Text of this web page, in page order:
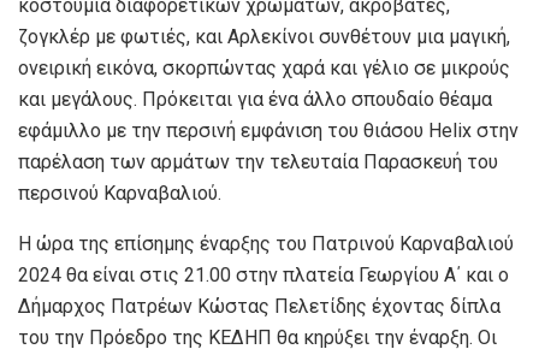
κοστούμια διαφορετικών χρωμάτων, ακροβάτες,
ζογκλέρ με φωτιές, και Αρλεκίνοι συνθέτουν μια μαγική,
ονειρική εικόνα, σκορπώντας χαρά και γέλιο σε μικρούς
και μεγάλους. Πρόκειται για ένα άλλο σπουδαίο θέαμα
εφάμιλλο με την περσινή εμφάνιση του θιάσου Helix στην
παρέλαση των αρμάτων την τελευταία Παρασκευή του
περσινού Καρναβαλιού.
Η ώρα της επίσημης έναρξης του Πατρινού Καρναβαλιού
2024 θα είναι στις 21.00 στην πλατεία Γεωργίου Α΄ και ο
Δήμαρχος Πατρέων Κώστας Πελετίδης έχοντας δίπλα
του την Πρόεδρο της ΚΕΔΗΠ θα κηρύξει την έναρξη. Οι